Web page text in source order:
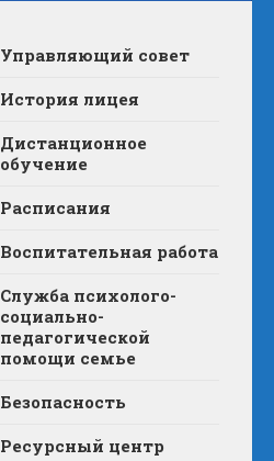
Управляющий совет
История лицея
Дистанционное
обучение
Расписания
Воспитательная работа
Служба психолого-
социально-
педагогической
помощи семье
Безопасность
Ресурсный центр